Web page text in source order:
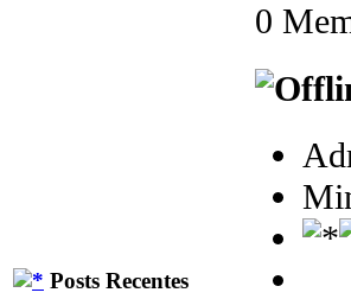
Posts Recentes
0